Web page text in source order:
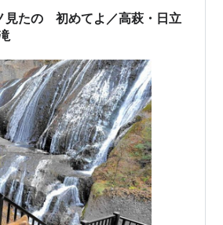
たの 初めてよ／高萩・日立